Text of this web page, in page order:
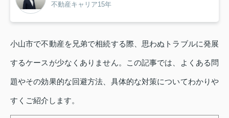
不動産キャリア15年
小山市で不動産を兄弟で相続する際、思わぬトラブルに発展
するケースが少なくありません。この記事では、よくある問
題やその効果的な回避方法、具体的な対策についてわかりや
すくご紹介します。